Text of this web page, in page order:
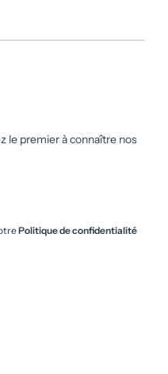
le premier à connaître nos
Politique de confidentialité